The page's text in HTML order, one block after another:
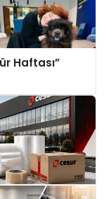
Haftası”